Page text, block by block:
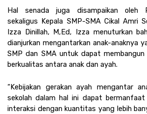
Hal senada juga disampaikan oleh
sekaligus Kepala SMP-SMA Cikal Amri
Izza Dinillah, M,Ed, Izza menuturkan
dianjurkan mengantarkan anak-anaknya
SMP dan SMA untuk dapat
berkualitas antara anak dan ayah.
“Kebijakan gerakan ayah mengantar
sekolah dalam hal ini dapat bermanfaat
interaksi dengan kuantitas yang lebih